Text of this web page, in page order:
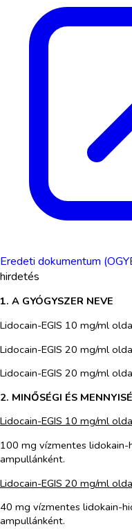
Eredeti dokumentum
hirdetés
1. A GYÓGYSZER NEVE
Lidocain-EGIS 10 mg/ml
Lidocain-EGIS 20 mg/ml
Lidocain-EGIS 20 mg/ml
2. MINŐSÉGI ÉS
Lidocain-EGIS 10 mg/ml
100 mg vízmentes
ampullánként.
Lidocain-EGIS 20 mg/ml
40 mg vízmentes lidokain-
ampullánként.